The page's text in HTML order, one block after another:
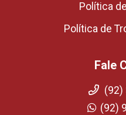
Política
Política de
Fale
(92)
(92)